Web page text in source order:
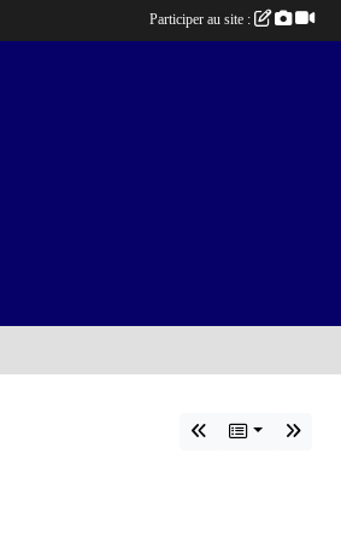
Participer au site :